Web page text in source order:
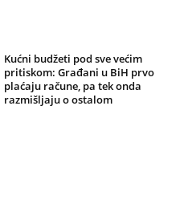
Kućni budžeti pod sve većim
pritiskom: Građani u BiH prvo
plaćaju račune, pa tek onda
razmišljaju o ostalom